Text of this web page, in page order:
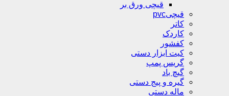
قیچی ورق بر
قیچیpvc
کاتر
کاردک
کفشور
کیت ابزار دستی
گریس پمپ
گیچ باد
گیره و پیج دستی
ماله دستی